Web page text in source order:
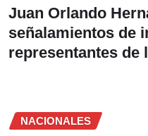
Juan Orlando
señalamientos de
representantes de
NACIONALES